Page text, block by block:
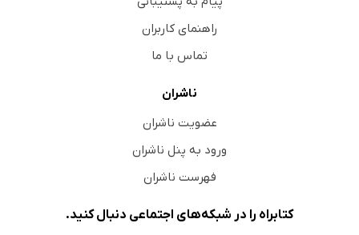
راهنمای کاربران
تماس با ما
ناشران
عضویت ناشران
ورود به پنل ناشران
فهرست ناشران
کتابراه را در شبکه‌های اجتماعی دنبال کنید.